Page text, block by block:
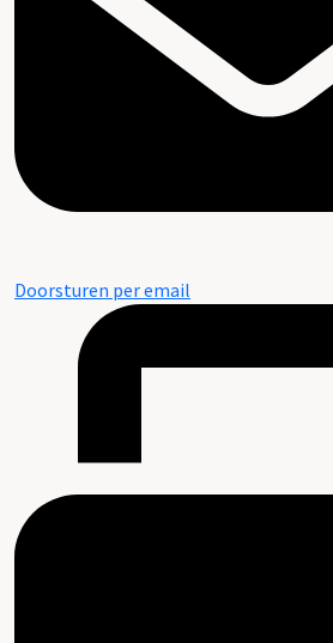
Doorsturen per email